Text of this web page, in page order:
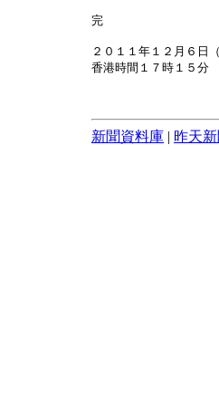
完
２０１１年１２月６日
香港時間１７時１５分
新聞資料庫 | 昨天新